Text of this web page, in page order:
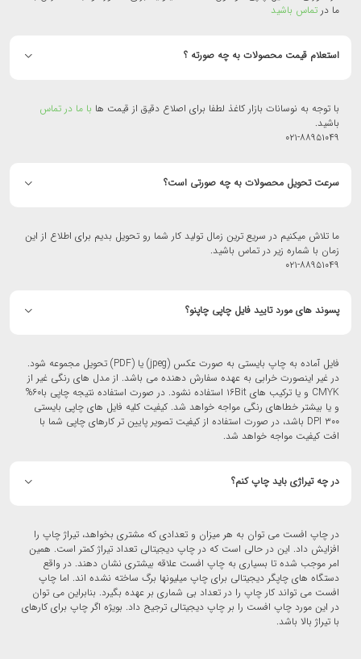
ما درتماس باشید
استعلام قیمت محصولات به چه صورته ؟
با توجه به نوسانات بازار کاغذ لطفا برای اصلاع دقیق از قیمت هابا ما در تماس
باشید.
۰۲۱-۸۸۹۵۱۰۴۹
سرعت تحویل محصولات به چه صورتی است؟
ما تلاش میکنیم در سریع ترین زمال تولید کار شما رو تحویل بدیم برای اطلاع از این
زمان با شماره زیر در تماس باشید.
۰۲۱-۸۸۹۵۱۰۴۹
پسوند های مورد تایید فایل چاپی چاپنو؟
فایل آماده به چاپ بایستی به صورت عکس (jpeg) یا (PDF) تحویل مجموعه شود.
در غیر اینصورت خرابی به عهده سفارش دهنده می باشد. از مدل های رنگی غیر از
CMYK و یا ترکیب های ۱۶Bit استفاده نشود. در صورت استفاده نتیجه چاپی با۶۰%
و یا بیشتر خطاهای رنگی مواجه خواهد شد. کیفیت کلیه فایل های چاپی بایستی
۳۰۰ DPI باشد، در صورت استفاده از کیفیت تصویر پایین تر کارهای چاپی شما با
افت کیفیت مواجه خواهد شد.
در چه تیراژی باید چاپ کنم؟
در چاپ افست می توان به هر میزان و تعدادی که مشتری بخواهد، تیراژ چاپ را
افزایش داد. این در حالی است که در چاپ دیجیتالی تعداد تیراژ کمتر است. همین
امر موجب شده تا بسیاری به چاپ افست علاقه بیشتری نشان دهند. در واقع
دستگاه های چاپگر دیجیتالی برای چاپ میلیونها برگ ساخته نشده اند. اما چاپ
افست می تواند کار چاپ را در تعداد بی شماری بر عهده بگیرد. بنابراین می توان
در این مورد چاپ افست را بر چاپ دیجیتالی ترجیح داد. بویژه اگر چاپ برای کارهای
با تیراژ بالا باشد.